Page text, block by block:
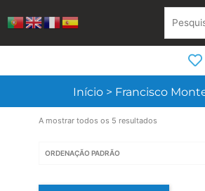
to
Início > Francisco
A mostrar todos os 5 resultados